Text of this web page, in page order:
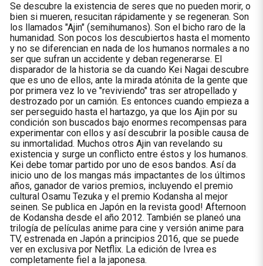
Se descubre la existencia de seres que no pueden morir, o
bien si mueren, resucitan rápidamente y se regeneran. Son
los llamados "Ajin" (semihumanos). Son el bicho raro de la
humanidad. Son pocos los descubiertos hasta el momento
y no se diferencian en nada de los humanos normales a no
ser que sufran un accidente y deban regenerarse. El
disparador de la historia se da cuando Kei Nagai descubre
que es uno de ellos, ante la mirada atónita de la gente que
por primera vez lo ve "reviviendo" tras ser atropellado y
destrozado por un camión. Es entonces cuando empieza a
ser perseguido hasta el hartazgo, ya que los Ajin por su
condición son buscados bajo enormes recompensas para
experimentar con ellos y así descubrir la posible causa de
su inmortalidad. Muchos otros Ajin van revelando su
existencia y surge un conflicto entre éstos y los humanos.
Kei debe tomar partido por uno de esos bandos. Así da
inicio uno de los mangas más impactantes de los últimos
años, ganador de varios premios, incluyendo el premio
cultural Osamu Tezuka y el premio Kodansha al mejor
seinen. Se publica en Japón en la revista good! Afternoon
de Kodansha desde el año 2012. También se planeó una
trilogía de películas anime para cine y versión anime para
TV, estrenada en Japón a principios 2016, que se puede
ver en exclusiva por Netflix. La edición de Ivrea es
completamente fiel a la japonesa.